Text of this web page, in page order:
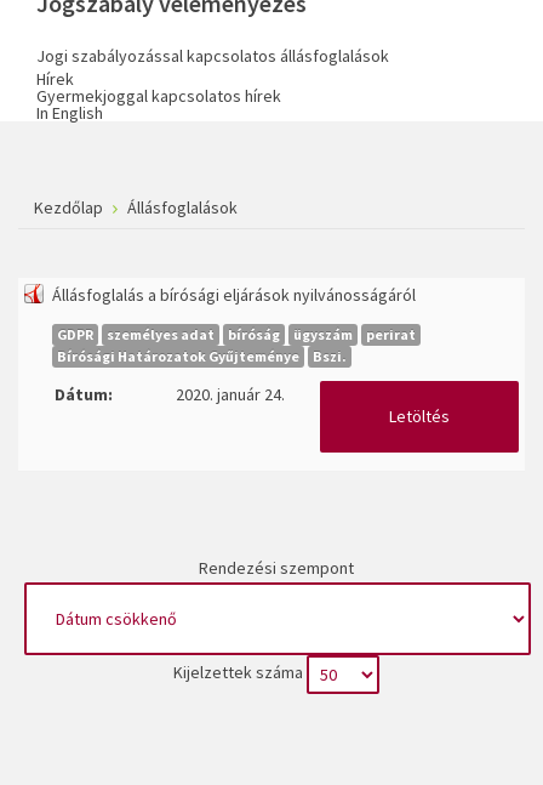
Jogi szabályozással kapcsolatos állásfoglalások
Hírek
Gyermekjoggal kapcsolatos hírek
In English
Kezdőlap Állásfoglalások
Állásfoglalás a bírósági eljárások nyilvánosságáról
GDPR személyes adat bíróság ügyszám
perirat
Bírósági Határozatok Gyűjteménye
Bszi.
Dátum:
2020. január 24.
Letöltés
Rendezési szempont
Kijelzettek száma